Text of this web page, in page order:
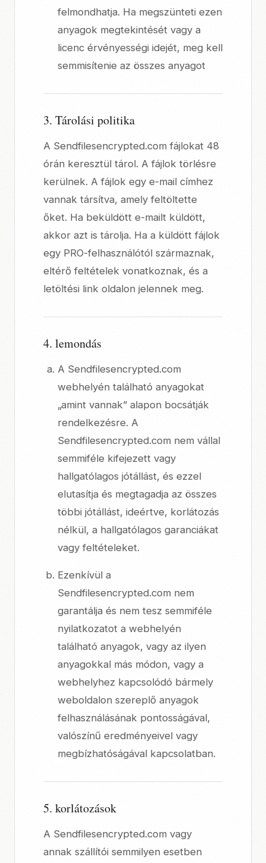
felmondhatja. Ha megszünteti ezen
anyagok megtekintését vagy a
licenc érvényességi idejét, meg kell
semmisítenie az összes anyagot
3. Tárolási politika
A Sendfilesencrypted.com fájlokat 48
órán keresztül tárol. A fájlok törlésre
kerülnek. A fájlok egy e-mail címhez
vannak társítva, amely feltöltette
őket. Ha beküldött e-mailt küldött,
akkor azt is tárolja. Ha a küldött fájlok
egy PRO-felhasználótól származnak,
eltérő feltételek vonatkoznak, és a
letöltési link oldalon jelennek meg.
4. lemondás
A Sendfilesencrypted.com
webhelyén található anyagokat
„amint vannak” alapon bocsátják
rendelkezésre. A
Sendfilesencrypted.com nem vállal
semmiféle kifejezett vagy
hallgatólagos jótállást, és ezzel
elutasítja és megtagadja az összes
többi jótállást, ideértve, korlátozás
nélkül, a hallgatólagos garanciákat
vagy feltételeket.
Ezenkívül a
Sendfilesencrypted.com nem
garantálja és nem tesz semmiféle
nyilatkozatot a webhelyén
található anyagok, vagy az ilyen
anyagokkal más módon, vagy a
webhelyhez kapcsolódó bármely
weboldalon szereplő anyagok
felhasználásának pontosságával,
valószínű eredményeivel vagy
megbízhatóságával kapcsolatban.
5. korlátozások
A Sendfilesencrypted.com vagy
annak szállítói semmilyen esetben